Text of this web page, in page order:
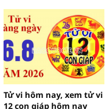
Tử vi hôm nay, xem tử vi
12 con giáp hôm nay